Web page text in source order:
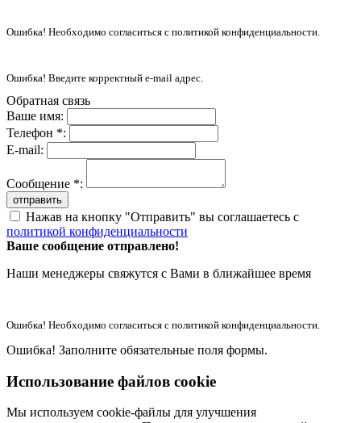
Ошибка! Необходимо согласиться с политикой конфиденциальности.
Ошибка! Введите корректный e-mail адрес.
Обратная связь
Ваше имя:
Телефон *:
E-mail:
Сообщение *:
отправить
Нажав на кнопку "Отправить" вы соглашаетесь с
политикой конфиденциальности
Ваше сообщение отправлено!
Наши менеджеры свяжутся с Вами в ближайшее время
Ошибка! Необходимо согласиться с политикой конфиденциальности.
Ошибка! Заполните обязательные поля формы.
Использование файлов cookie
Мы используем cookie-файлы для улучшения